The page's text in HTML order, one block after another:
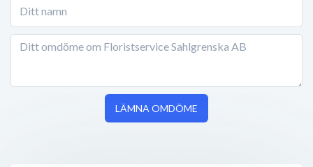
LÄMNA OMDÖME